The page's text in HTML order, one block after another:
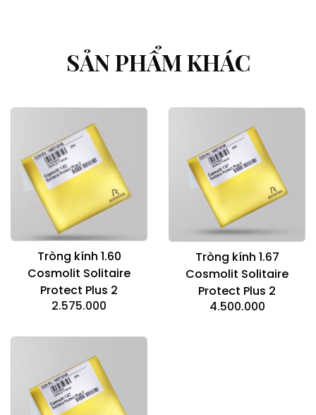
SẢN PHẨM KHÁC
Tròng kính 1.60
Cosmolit Solitaire
Protect Plus 2
2.575.000
Tròng kính 1.67
Cosmolit Solitaire
Protect Plus 2
4.500.000